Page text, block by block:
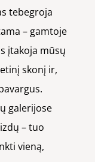
tebegroja
– gamtoje
įtakoja mūsų
skonį ir,
galerijose
– tuo
vieną,